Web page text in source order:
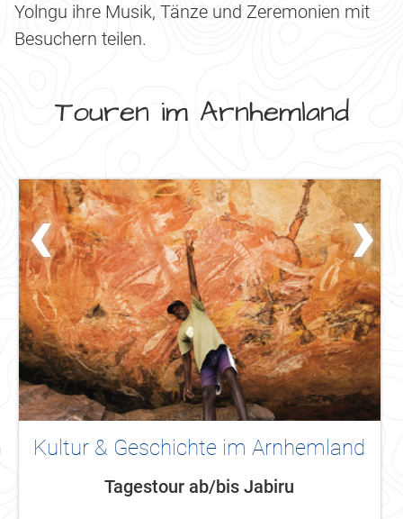
Yolngu ihre Musik, Tänze und Zeremonien mit
Besuchern teilen.
Touren im Arnhemland
Kultur & Geschichte im Arnhemland
Tagestour ab/bis Jabiru
‹ ›